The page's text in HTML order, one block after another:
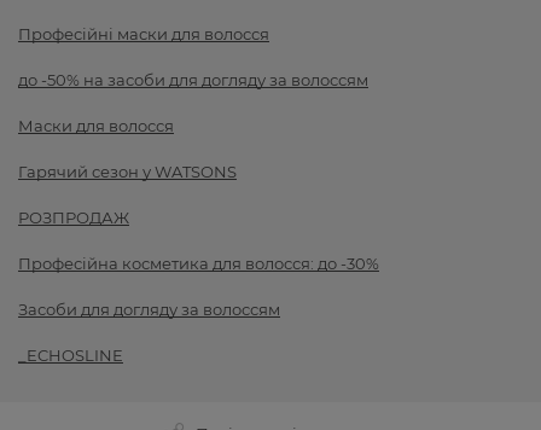
Професійні маски для волосся
до -50% на засоби для догляду за волоссям
Маски для волосся
Гарячий сезон у WATSONS
РОЗПРОДАЖ
Професійна косметика для волосся: до -30%
Засоби для догляду за волоссям
_ECHOSLINE